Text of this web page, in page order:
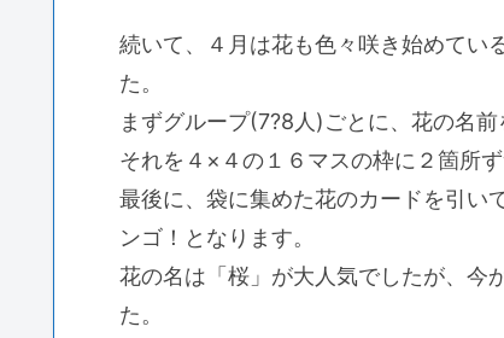
続いて、４月は花も色々咲き始めてい
た。
まずグループ(7?8人)ごとに、花の名
それを４×４の１６マスの枠に２箇所ず
最後に、袋に集めた花のカードを引い
ンゴ！となります。
花の名は「桜」が大人気でしたが、今
た。